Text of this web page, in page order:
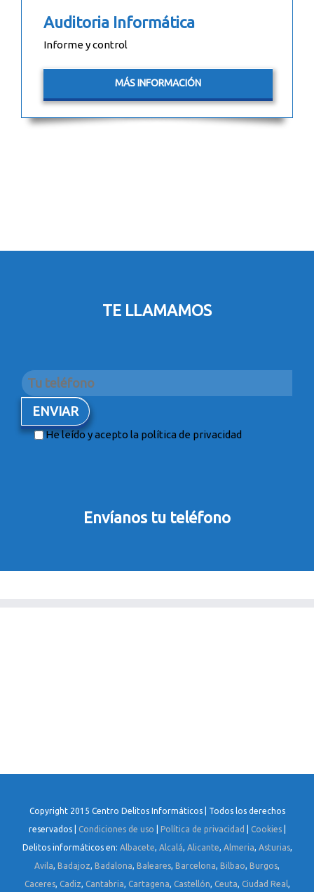
Auditoria Informática
Informe y control
MÁS INFORMACIÓN
TE LLAMAMOS
He leído y acepto la política de privacidad
Envíanos tu teléfono
Copyright 2015 Centro Delitos Informáticos | Todos los derechos
reservados | Condiciones de uso Política de privacidad Cookies|
Delitos informáticos en: Albacete, Alcalá, Alicante, Almeria, Asturias,
Avila, Badajoz, Badalona, Baleares, Barcelona, Bilbao, Burgos,
Caceres, Cadiz, Cantabria, Cartagena, Castellón, Ceuta, Ciudad Real,